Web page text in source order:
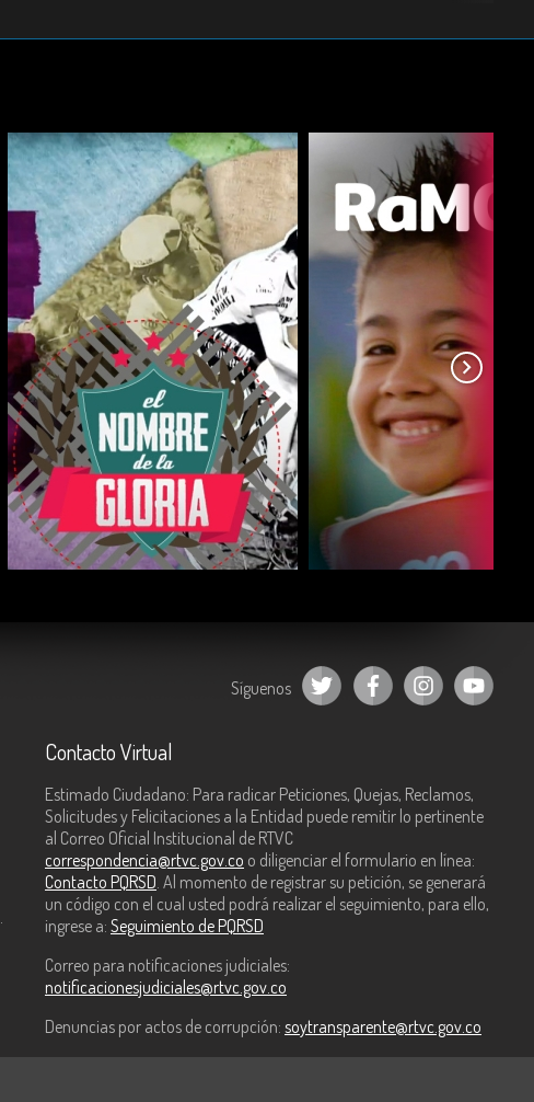
COMPARTIR
Síguenos
Contacto Virtual
Estimado Ciudadano: Para radicar Peticiones, Quejas, Reclamos,
Solicitudes y Felicitaciones a la Entidad puede remitir lo pertinente
al Correo Oficial Institucional de RTVC
correspondencia@rtvc.gov.co o diligenciar el formulario en línea:
Contacto PQRSD . Al momento de registrar su petición, se generará
un código con el cual usted podrá realizar el seguimiento, para ello,
ingrese a: Seguimiento de PQRSD
Correo para notificaciones judiciales:
notificacionesjudiciales@rtvc.gov.co
Denuncias por actos de corrupción: soytransparente@rtvc.gov.co